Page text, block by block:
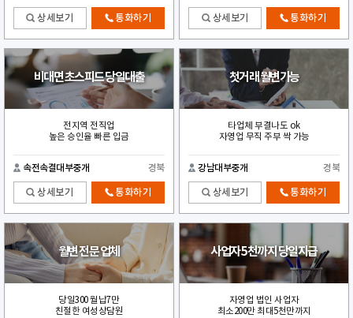
상세보기 통화하기 상세보기 통화하기
비대면 초스피드 당일대출
전지역 전직업
높은 승인율 빠른 입금
속전속결대부중개 경북
상세보기 통화하기
첫거래 월변가능
타업체 부결나도 ok
자영업 무직 주부 싹 가능
강남대부중개 경북
상세보기 통화하기
월변 전문 업체
당일300 월납7만
친절한 여성상담원
사업자 5천까지 당일지급
자영업 법인 사업자
최소200만 최대5천만까지